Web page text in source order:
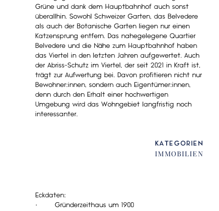
Grüne und dank dem Hauptbahnhof auch sonst
überallhin. Sowohl Schweizer Garten, das Belvedere
als auch der Botanische Garten liegen nur einen
Katzensprung entfern. Das nahegelegene Quartier
Belvedere und die Nähe zum Hauptbahnhof haben
das Viertel in den letzten Jahren aufgewertet. Auch
der Abriss-Schutz im Viertel, der seit 2021 in Kraft ist,
trägt zur Aufwertung bei. Davon profitieren nicht nur
Bewohner:innen, sondern auch Eigentümer:innen,
denn durch den Erhalt einer hochwertigen
Umgebung wird das Wohngebiet langfristig noch
interessanter.
KATEGORIEN
IMMOBILIEN
Eckdaten:
· Gründerzeithaus um 1900